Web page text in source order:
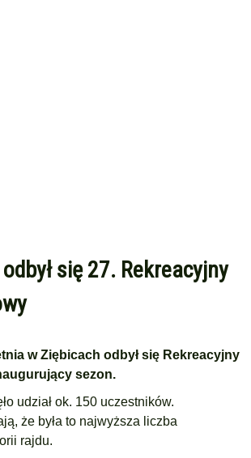
się 27. Rekreacyjny
w Ziębicach odbył się Rekreacyjny
sezon.
udział ok. 150 uczestników.
że była to najwyższa liczba
rajdu.